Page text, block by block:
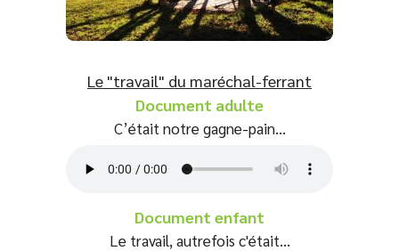
Le "travail" du maréchal-ferrant
Document adulte
C’était notre gagne-pain…
Document enfant
Le travail, autrefois c'était...